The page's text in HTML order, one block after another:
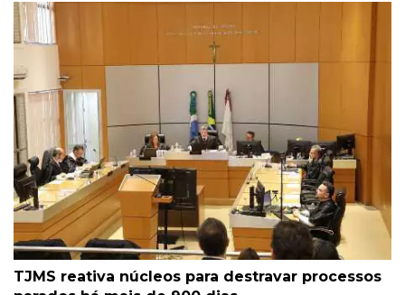
TJMS reativa núcleos para destravar processos